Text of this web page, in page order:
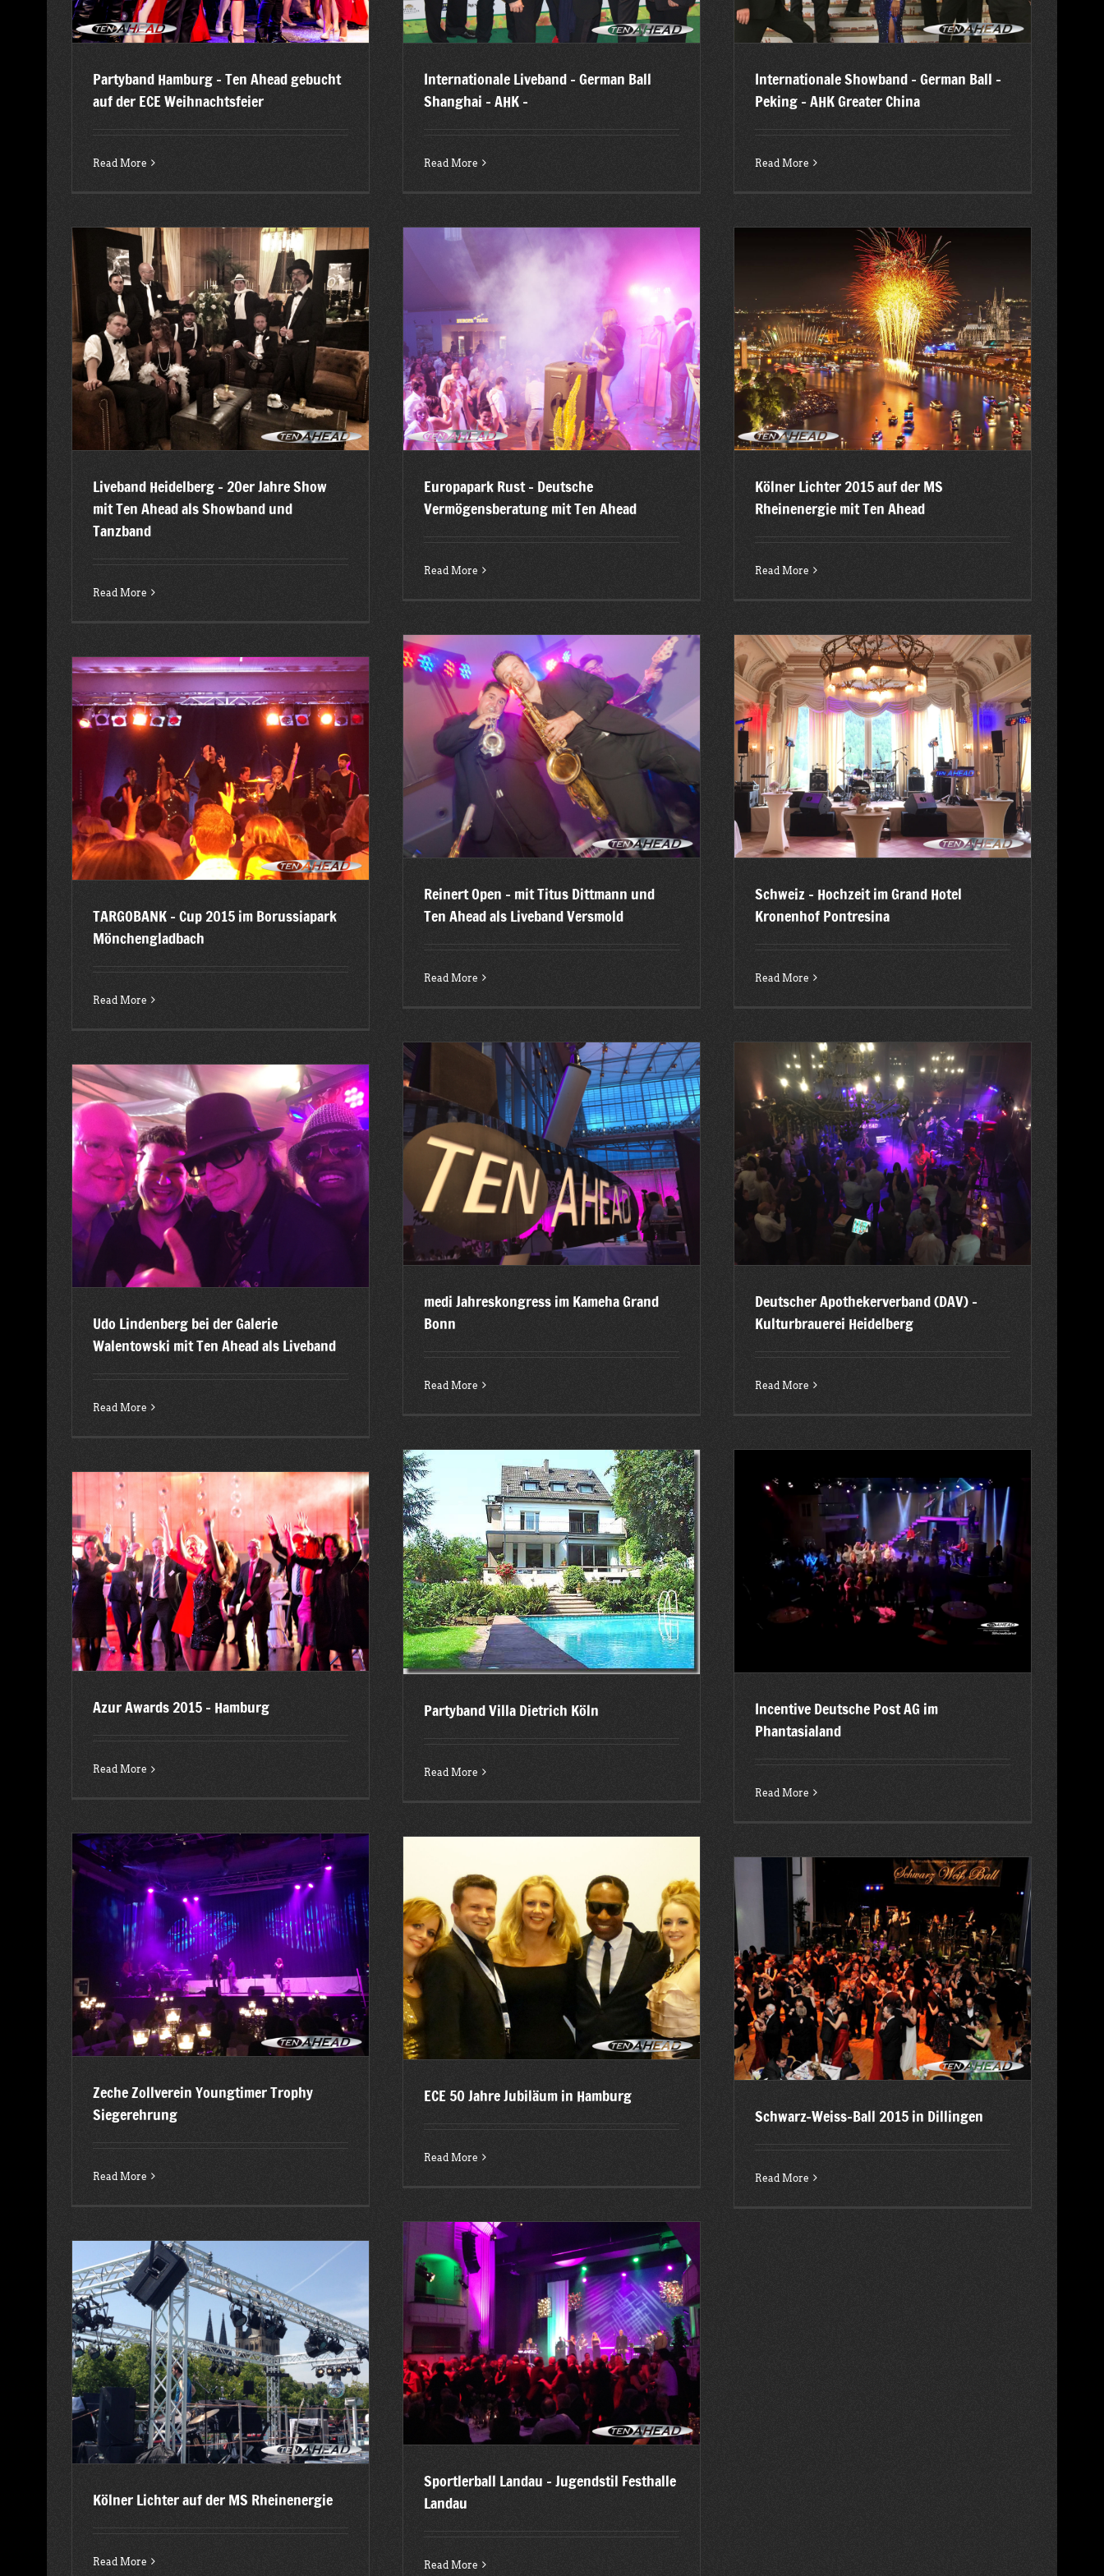
Partyband Hamburg – Ten Ahead gebucht
auf der ECE Weihnachtsfeier
Read More
Internationale Liveband – German Ball
Shanghai – AHK –
Read More
Internationale Showband – German Ball –
Peking – AHK Greater China
Read More
Liveband Heidelberg – 20er Jahre Show
mit Ten Ahead als Showband und
Tanzband
Read More
Europapark Rust – Deutsche Vermögensberatung mit
Ten Ahead
2015 Latest posts
Europapark Rust – Deutsche
Vermögensberatung mit Ten Ahead
Read More
Kölner Lichter 2015 auf der MS Rheinenergie mit Ten
Ahead
2015 Latest posts
Kölner Lichter 2015 auf der MS
Rheinenergie mit Ten Ahead
Read More
Reinert Open – mit Titus Dittmann und Ten Ahead als
Liveband Versmold
2015 Latest posts Promis
Reinert Open – mit Titus Dittmann und
Ten Ahead als Liveband Versmold
Read More
Schweiz – Hochzeit im Grand Hotel Kronenhof Pontresina
2015 Latest posts
Schweiz – Hochzeit im Grand Hotel
Kronenhof Pontresina
Read More
TARGOBANK – Cup 2015 im Borussiapark
Mönchengladbach
Read More
medi Jahreskongress im Kameha Grand Bonn
2015 Latest posts
medi Jahreskongress im Kameha Grand
Bonn
Read More
Deutscher Apothekerverband (DAV) – Kulturbrauerei
Heidelberg
2015 Latest posts
Deutscher Apothekerverband (DAV) –
Kulturbrauerei Heidelberg
Read More
Udo Lindenberg bei der Galerie
Walentowski mit Ten Ahead als Liveband
Read More
Partyband Villa Dietrich Köln
2015 Latest posts
Partyband Villa Dietrich Köln
Read More
Incentive Deutsche Post AG im Phantasialand
2015 Latest posts
Incentive Deutsche Post AG im
Phantasialand
Read More
Azur Awards 2015 – Hamburg
Read More
Zeche Zollverein Youngtimer Trophy
Siegerehrung
Read More
ECE 50 Jahre Jubiläum in Hamburg
2015 Latest posts
ECE 50 Jahre Jubiläum in Hamburg
Read More
Schwarz-Weiss-Ball 2015 in Dillingen
Latest posts
Schwarz-Weiss-Ball 2015 in Dillingen
Read More
Sportlerball Landau – Jugendstil Festhalle Landau
2015 Latest posts
Sportlerball Landau – Jugendstil Festhalle
Landau
Read More
Kölner Lichter auf der MS Rheinenergie
Read More